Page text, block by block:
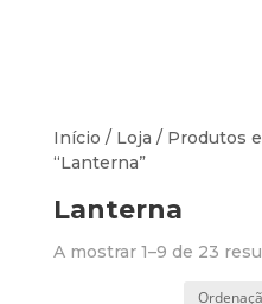
Início / Loja / Produtos
“Lanterna”
Lanterna
A mostrar 1–9 de 23